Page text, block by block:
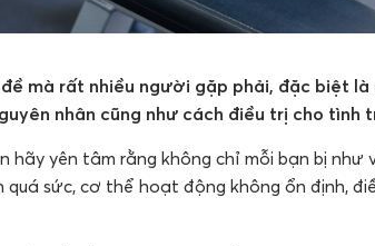
mà rất nhiều người gặp phải, đặc biệt
nhân cũng như cách điều trị cho tình
hãy yên tâm rằng không chỉ mỗi bạn bị như
sức, cơ thể hoạt động không ổn định,